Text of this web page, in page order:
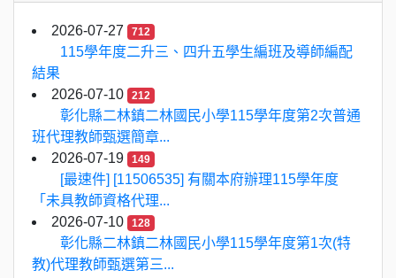
2026-07-27 712
115學年度二升三、四升五學生編班及導師編配
結果
2026-07-10
212
彰化縣二林鎮二林國民小學115學年度第2次普通
班代理教師甄選簡章...
2026-07-19
149
[最速件] [11506535] 有關本府辦理115學年度
「未具教師資格代理...
2026-07-10
128
彰化縣二林鎮二林國民小學115學年度第1次(特
教)代理教師甄選第三...